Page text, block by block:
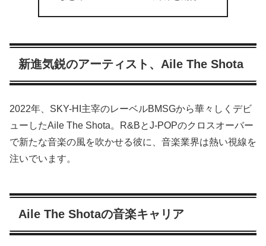
新進気鋭のアーティスト、Aile The Shota
2022年、SKY-HI主宰のレーベルBMSGから華々しくデビ
ューしたAile The Shota。R&BとJ-POPのクロスオーバー
で新たな音楽の風を吹かせる彼に、音楽業界は熱い視線を
注いでいます。
Aile The Shotaの音楽キャリア